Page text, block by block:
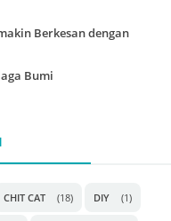
Berkesan dengan
Bumi
CHIT CAT (18) DIY (1)